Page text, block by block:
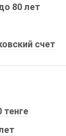
80 лет
счет
тенге